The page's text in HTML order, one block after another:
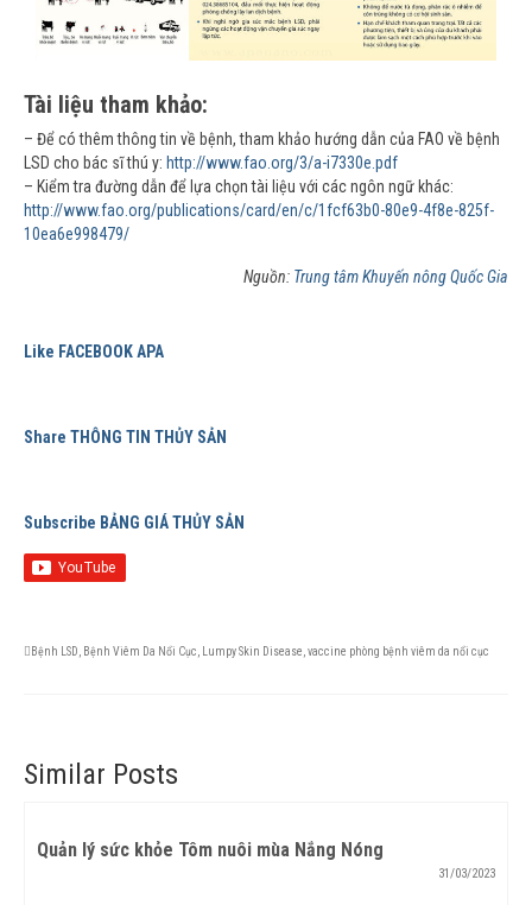
Tài liệu tham khảo:
– Để có thêm thông tin về bệnh, tham khảo hướng dẫn của FAO về bệnh
LSD cho bác sĩ thú y: http://www.fao.org/3/a-i7330e.pdf
– Kiểm tra đường dẫn để lựa chọn tài liệu với các ngôn ngữ khác:
http://www.fao.org/publications/card/en/c/1fcf63b0-80e9-4f8e-825f-
10ea6e998479/
Nguồn: Trung tâm Khuyến nông Quốc Gia
Like FACEBOOK APA
Share THÔNG TIN THỦY SẢN
Subscribe BẢNG GIÁ THỦY SẢN
Bệnh LSD Bệnh Viêm Da Nổi Cục Lumpy Skin Disease vaccine phòng bệnh viêm da nổi cục
Similar Posts
Quản lý sức khỏe Tôm nuôi mùa Nắng Nóng
31/03/2023